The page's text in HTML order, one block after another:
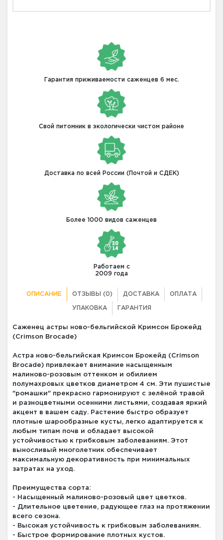
Гарантия приживаемости саженцев 6 мес.
Свой питомник в экологически чистом районе
Доставка по всей России (Почтой и СДЕК)
Более 1000 видов саженцев
Работаем с
2009 года
ОПИСАНИЕ ОТЗЫВЫ (0) ДОСТАВКА ОПЛАТА
УПАКОВКА ГАРАНТИЯ
Саженец астры ново-бельгийской Кримсон Брокейд
(Crimson Brocade)
Астра ново-бельгийская Кримсон Брокейд (Crimson
Brocade) привлекает внимание насыщенным
малиново-розовым оттенком и обилием
полумахровых цветков диаметром 4 см. Эти пушистые
"ромашки" прекрасно гармонируют с зелёной травой
и разноцветными осенними листьями, создавая яркий
акцент в вашем саду. Растение быстро образует
плотные шарообразные кусты, легко адаптируется к
любым типам почв и обладает высокой
устойчивостью к грибковым заболеваниям. Этот
выносливый многолетник обеспечивает
максимальную декоративность при минимальных
затратах на уход.
Преимущества сорта:
- Насыщенный малиново-розовый цвет цветков.
- Длительное цветение, радующее глаз на протяжении
всего сезона.
- Высокая устойчивость к грибковым заболеваниям.
- Быстрое формирование плотных кустов.